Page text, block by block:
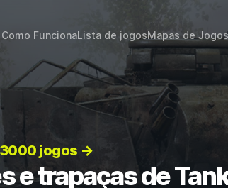
Como FuncionaLista de jogosMapas de Jogos
3000 jogos →
e trapaças de